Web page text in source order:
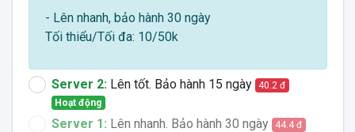
- Lên nhanh, bảo hành 30 ngày
Tối thiểu/Tối đa: 10/50k
Server 2:Lên tốt. Bảo hành 15 ngày
40.2 đ
Hoạt động
Server 1: Lên nhanh. Bảo hành 30 ngày
44.4 đ